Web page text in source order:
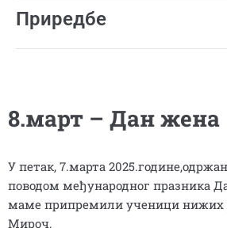
Приредбе
8.март – Дан жена
У петак, 7.марта
поводом међународног празника
маме припремили ученици нижих
Мироч.